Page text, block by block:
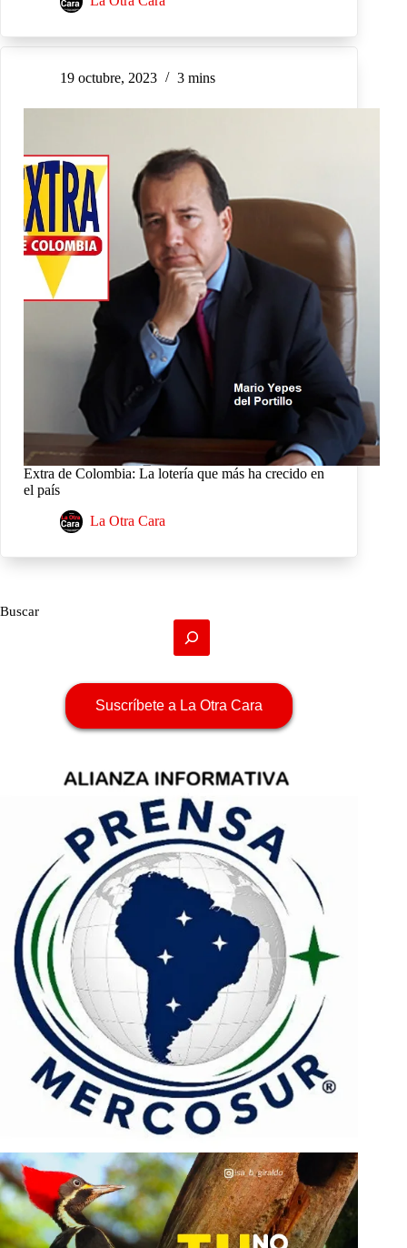
19 octubre, 2023 3 mins
Extra de Colombia: La lotería que más ha crecido en
el país
La Otra Cara
Buscar
Suscríbete a La Otra Cara